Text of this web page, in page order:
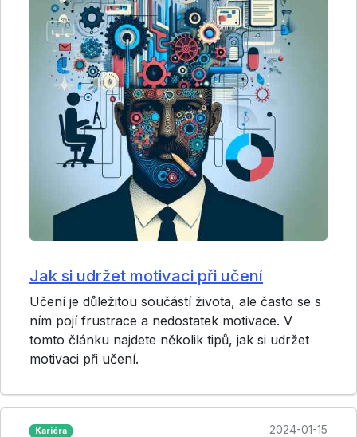
Jak si udržet motivaci při učení
Učení je důležitou součástí života, ale často se s
ním pojí frustrace a nedostatek motivace. V
tomto článku najdete několik tipů, jak si udržet
motivaci při učení.
Kariéra 2024-01-15